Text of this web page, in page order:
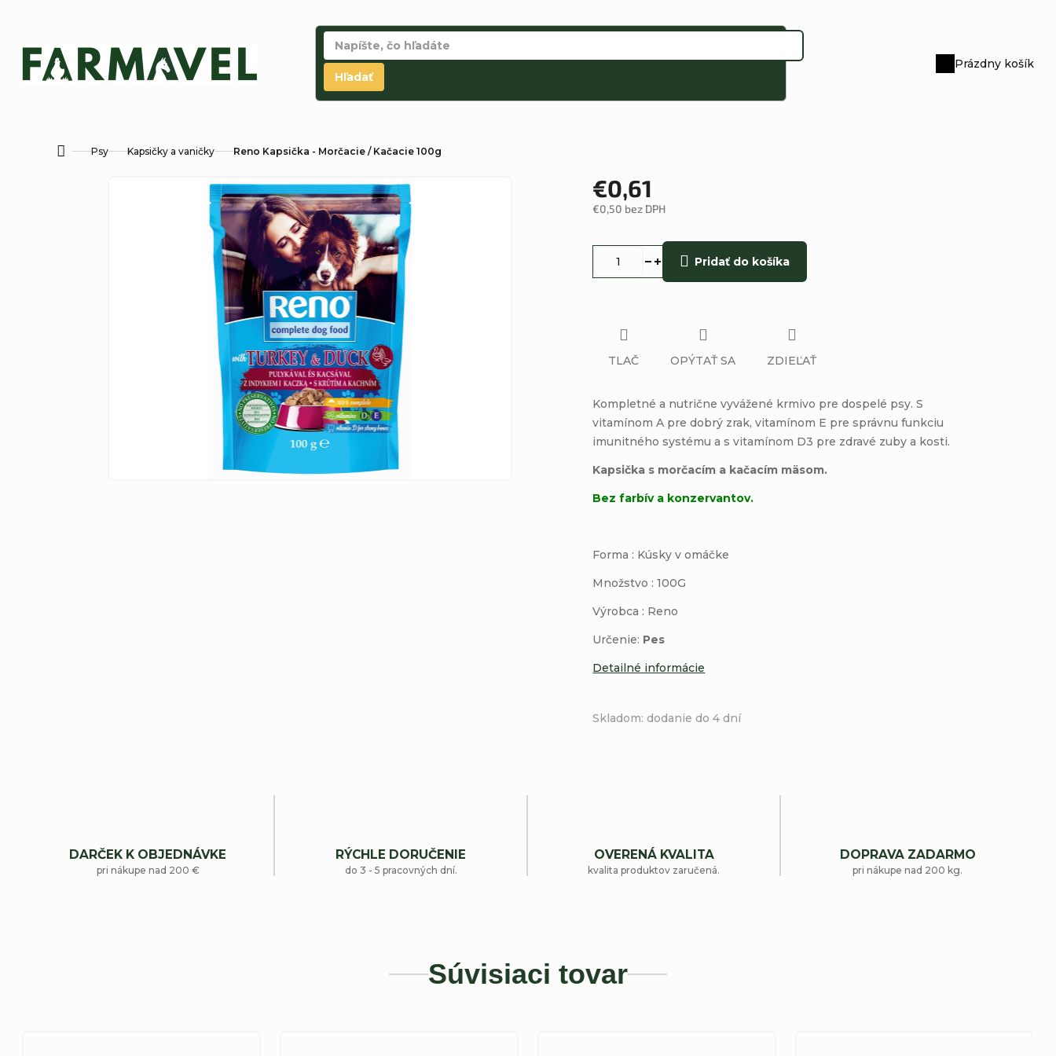
obsah
Hľadať
Nákupný
Prázdny košík
Domov
Psy Kapsičky a vaničky Reno Kapsička - Morčacie / Kačacie 100g
€0,61
€0,50 bez DPH
Skladom: dodanie do 4 dní
Pridať do košíka
Kompletné a nutrične vyvážené krmivo pre dospelé psy. S
vitamínom A pre dobrý zrak, vitamínom E pre správnu funkciu
imunitného systému a s vitamínom D3 pre zdravé zuby a kosti.
Kapsička s morčacím a kačacím mäsom.
Bez farbív a konzervantov.
Forma : Kúsky v omáčke
Množstvo : 100G
Výrobca : Reno
Určenie: Pes
Detailné informácie
TLAČ OPÝTAŤ SA ZDIEĽAŤ
DARČEK K OBJEDNÁVKE
pri nákupe nad 200 €
RÝCHLE DORUČENIE
do 3 - 5 pracovných dní.
OVERENÁ KVALITA
kvalita produktov zaručená.
DOPRAVA ZADARMO
pri nákupe nad 200 kg.
Súvisiaci tovar